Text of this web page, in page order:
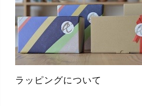
ラッピングについて